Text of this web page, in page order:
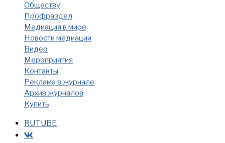
Обществу
Профраздел
Медиация в мире
Новости медиации
Видео
Мероприятия
Контакты
Реклама в журнале
Архив журналов
Купить
RUTUBE